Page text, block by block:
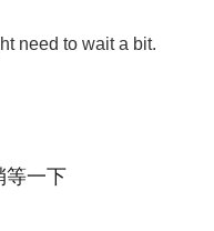
need to wait a bit.
等一下